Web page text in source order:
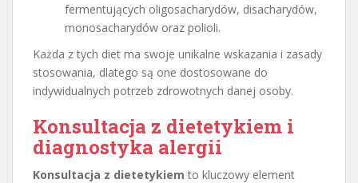
fermentujących oligosacharydów, disacharydów,
monosacharydów oraz polioli.
Każda z tych diet ma swoje unikalne wskazania i zasady
stosowania, dlatego są one dostosowane do
indywidualnych potrzeb zdrowotnych danej osoby.
Konsultacja z dietetykiem i
diagnostyka alergii
Konsultacja z dietetykiem to kluczowy element